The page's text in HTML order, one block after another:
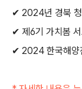
✔ 2024년 경북 청
✔ 제6기 가치봄
✔ 2024 한국해양